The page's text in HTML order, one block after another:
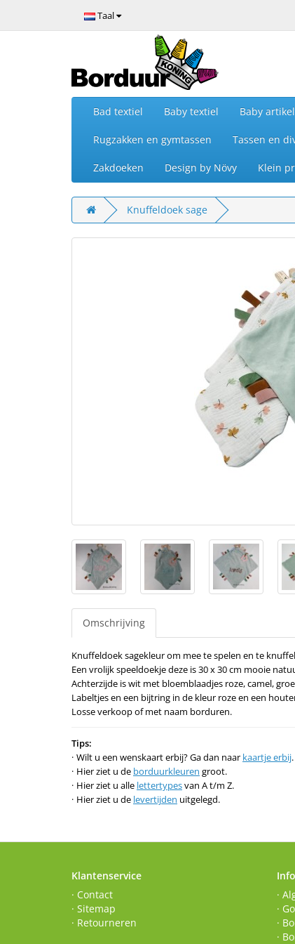
Taal
Bad textiel Baby textiel Baby
Rugzakken en gymtassen Tassen en
Zakdoeken Design by Növy Klein
Knuffeldoek sage
Omschrijving
Knuffeldoek sagekleur om mee te spelen en te
Een vrolijk speeldoekje deze is 30 x 30 cm mooie
Achterzijde is wit met bloemblaadjes roze, camel,
Labeltjes en een bijtring in de kleur roze en een
Losse verkoop of met naam borduren.
Tips:
Wilt u een wenskaart erbij? Ga dan naar kaartje erbij
Hier ziet u de borduurkleuren groot.
Hier ziet u alle lettertypesvan A t/m Z.
Hier ziet u de levertijden uitgelegd.
Klantenservice
· Contact
· Sitemap
· Retourneren
·
·
·
·